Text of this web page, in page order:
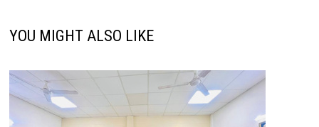
YOU MIGHT ALSO LIKE